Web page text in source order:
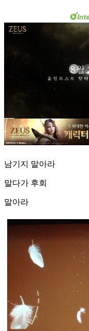
남기지 말아라
말다가 후회
말아라